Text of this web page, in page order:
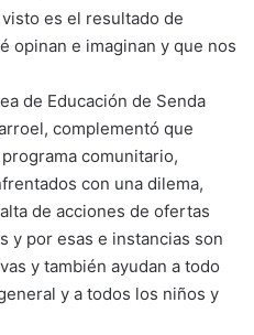
es el resultado de
opinan e imaginan y que nos
de Educación de Senda
complementó que
comunitario,
con una dilema,
de acciones de ofertas
y por esas e instancias son
y también ayudan a todo
y a todos los niños y